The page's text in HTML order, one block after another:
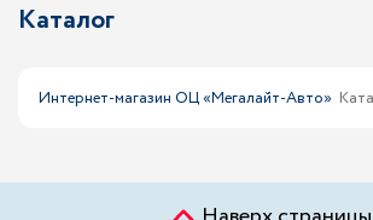
Каталог
Интернет-магазин ОЦ «Мегалайт-Авто»